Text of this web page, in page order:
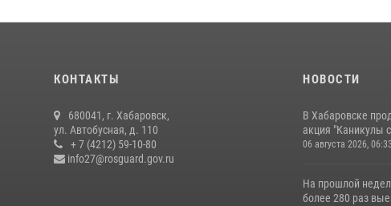
КОНТАКТЫ
680041, г. Хабаровск,
ул. Автобусная, д. 110
+ 7 (4212) 59-10-80
info27@rosguard.gov.ru
НОВОСТИ
В Хабаровске
акция "Каникулы
06 августа 2026, 06:33
На прошлой
более 280 раз